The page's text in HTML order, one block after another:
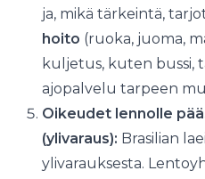
ja, mikä tärkeintä,
hoito (ruoka, juoma,
kuljetus, kuten bussi,
ajopalvelu tarpeen
Oikeudet lennolle
(ylivaraus): Brasilian
ylivarauksesta.